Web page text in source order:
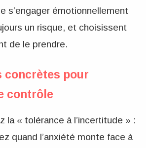
s’engager émotionnellement
un risque, et choisissent
de le prendre.
concrètes pour
contrôle
la « tolérance à l’incertitude » :
quand l’anxiété monte face à